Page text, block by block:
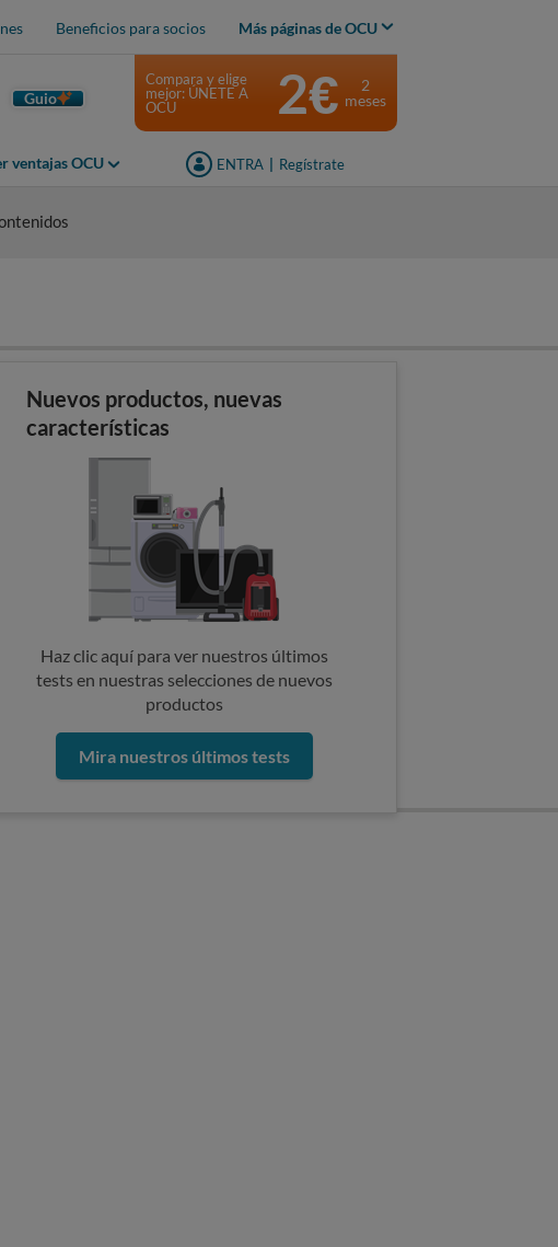
Beneficios para socios Más páginas de OCU
Guio
ventajas OCU ENTRA Regístrate
Compara y elige
mejor: ÚNETE A
OCU
2€
2
meses
Nuevos productos, nuevas
características
Haz clic aquí para ver nuestros últimos
tests en nuestras selecciones de nuevos
productos
Mira nuestros últimos tests